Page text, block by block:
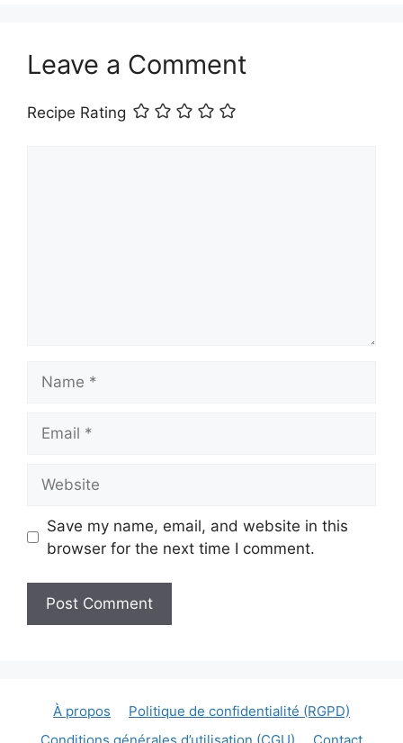
Leave a Comment
Recipe Rating
Save my name, email, and website in this
browser for the next time I comment.
À propos
Politique de confidentialité (RGPD)